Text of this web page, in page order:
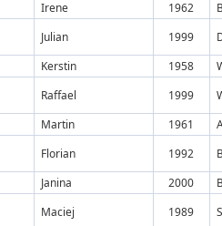
Irene 1962
Julian 1999
Kerstin 1958
Raffael 1999
Martin 1961
Florian 1992
Janina 2000
Maciej 1989